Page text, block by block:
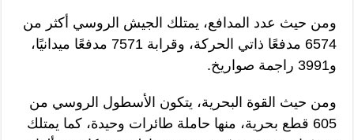
ومن حيث عدد المدافع، يمتلك الجيش الروسي أكثر من
6574 مدفعًا ذاتي الحركة، وقرابة 7571 مدفعًا ميدانيًا،
و3991 راجمة صواريخ.
ومن حيث القوة البحرية، يتكون الأسطول الروسي من
605 قطع بحرية، منها حاملة طائرات وحيدة، كما يمتلك